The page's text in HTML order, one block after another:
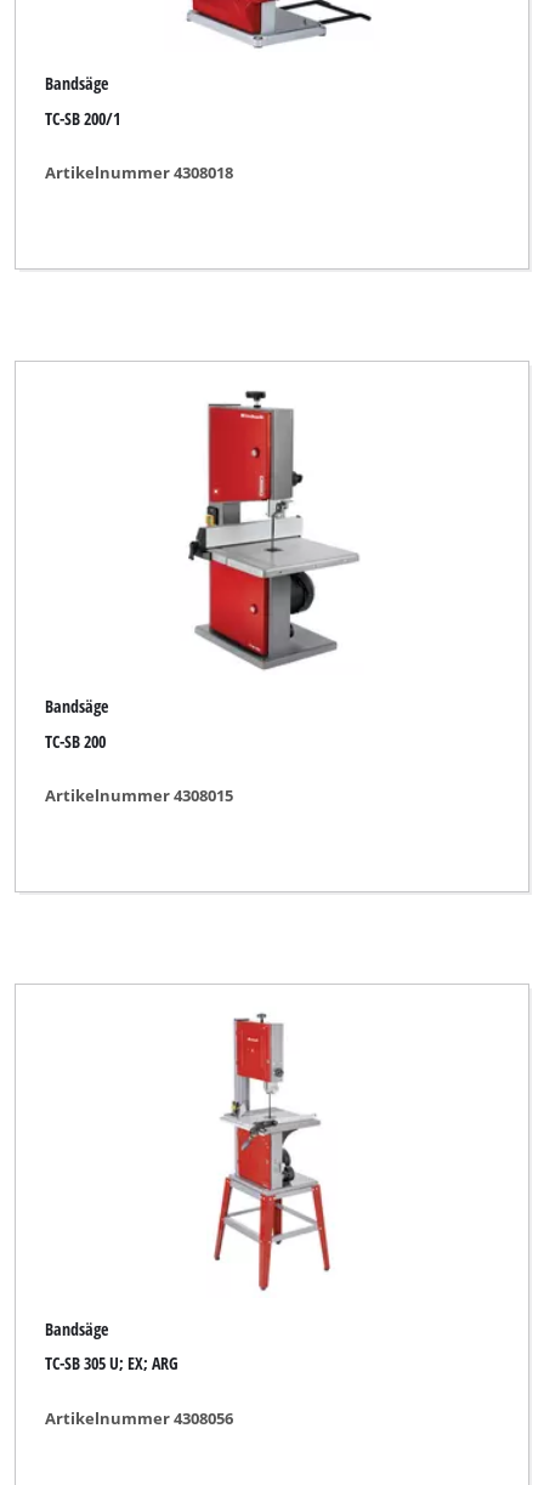
Bandsäge
TC-SB 200/1
Artikelnummer 4308018
Bandsäge
TC-SB 200
Artikelnummer 4308015
Bandsäge
TC-SB 305 U; EX; ARG
Artikelnummer 4308056